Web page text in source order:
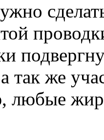
так же
любые